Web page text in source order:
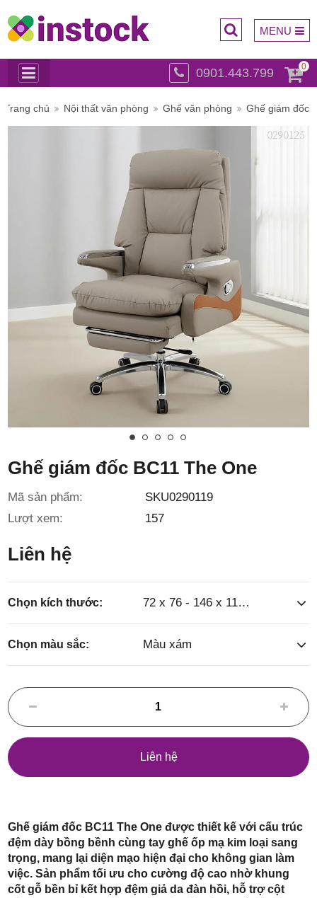
0901.443.799 0
MENU
Trụ sở
chính:
3/6D, ấp
Tiền Lân,
xã Bà
Điểm,
huyện
Hóc Môn,
Trang chủ Nội thất văn phòng Ghế văn phòng Ghế giám đốc
Ghế giám đốc BC11 The One
Mã sản phẩm:
SKU0290119
Lượt xem:
157
Liên hệ
Chọn kích thước: 72 x 76 - 146 x 116 - 122cm
Chọn màu sắc: Màu xám
Liên hệ
Ghế giám đốc BC11 The One được thiết kế với cấu trúc
đệm dày bồng bềnh cùng tay ghế ốp mạ kim loại sang
trọng, mang lại diện mạo hiện đại cho không gian làm
việc. Sản phẩm tối ưu cho cường độ cao nhờ khung
cốt gỗ bền bỉ kết hợp đệm giả da đàn hồi, hỗ trợ cột